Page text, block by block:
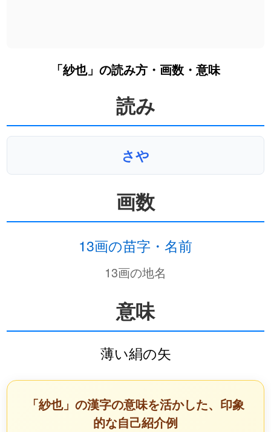
「紗也」の読み方・画数・意味
読み
さや
画数
13画の苗字・名前
13画の地名
意味
薄い絹の矢
「紗也」の漢字の意味を活かした、印象
的な自己紹介例